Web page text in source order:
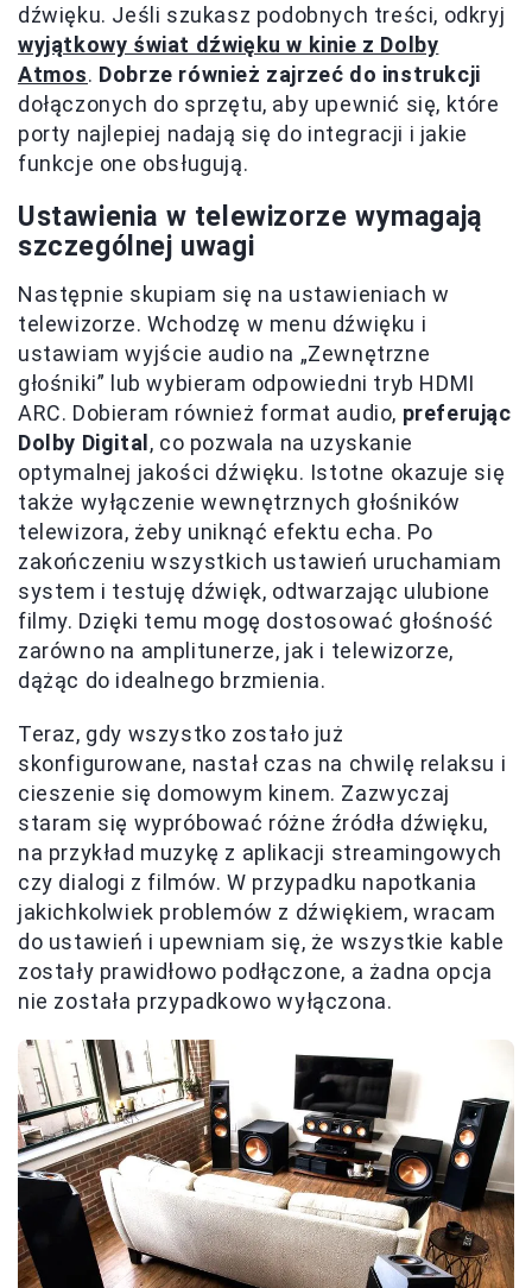
dźwięku. Jeśli szukasz podobnych treści, odkryj
wyjątkowy świat dźwięku w kinie z Dolby
Atmos. Dobrze również zajrzeć do instrukcji
dołączonych do sprzętu, aby upewnić się, które
porty najlepiej nadają się do integracji i jakie
funkcje one obsługują.
Ustawienia w telewizorze wymagają
szczególnej uwagi
Następnie skupiam się na ustawieniach w
telewizorze. Wchodzę w menu dźwięku i
ustawiam wyjście audio na „Zewnętrzne
głośniki” lub wybieram odpowiedni tryb HDMI
ARC. Dobieram również format audio, preferując
Dolby Digital, co pozwala na uzyskanie
optymalnej jakości dźwięku. Istotne okazuje się
także wyłączenie wewnętrznych głośników
telewizora, żeby uniknąć efektu echa. Po
zakończeniu wszystkich ustawień uruchamiam
system i testuję dźwięk, odtwarzając ulubione
filmy. Dzięki temu mogę dostosować głośność
zarówno na amplitunerze, jak i telewizorze,
dążąc do idealnego brzmienia.
Teraz, gdy wszystko zostało już
skonfigurowane, nastał czas na chwilę relaksu i
cieszenie się domowym kinem. Zazwyczaj
staram się wypróbować różne źródła dźwięku,
na przykład muzykę z aplikacji streamingowych
czy dialogi z filmów. W przypadku napotkania
jakichkolwiek problemów z dźwiękiem, wracam
do ustawień i upewniam się, że wszystkie kable
zostały prawidłowo podłączone, a żadna opcja
nie została przypadkowo wyłączona.